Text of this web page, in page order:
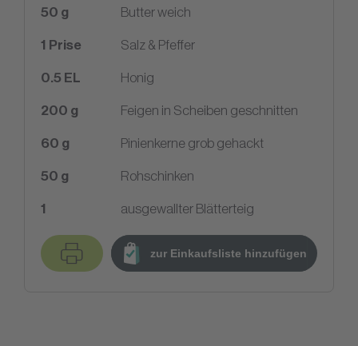
50 g Butter weich
1 Prise Salz & Pfeffer
0.5 EL Honig
200 g Feigen in Scheiben geschnitten
60 g Pinienkerne grob gehackt
50 g Rohschinken
1 ausgewallter Blätterteig
zur Einkaufsliste hinzufügen